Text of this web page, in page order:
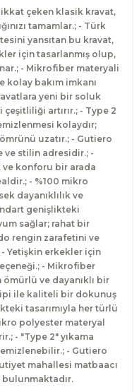
çeken klasik kravat,
tamamlar.; - Türk
yansıtan bu kravat,
için tasarlanmış olup,
- Mikrofiber materyali
kolay bakım imkanı
yeni bir soluk
artırır.; - Type 2
kolaydır;
uzatır.; - Gutiero
ve stilin adresidir.; -
ve konforu bir arada
- %100 mikro
dayanıklılık ve
genişlikteki
sağlar; rahat bir
rengin zarafetini ve
- Yetişkin erkekler için
- Mikrofiber
ve dayanıklı bir
ile kaliteli bir dokunuş
tasarımıyla her türlü
polyester materyal
- "Type 2" yıkama
- Gutiero
mahallesi matbaacı